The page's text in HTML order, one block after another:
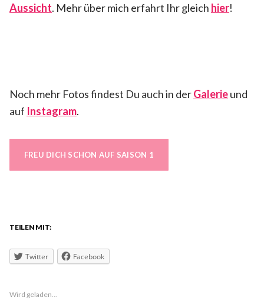
1
Aussicht. Mehr über mich erfahrt Ihr gleich hier!
Noch mehr Fotos findest Du auch in derGalerieund
auf Instagram.
FREU DICH SCHON AUF SAISON 1
TEILEN MIT:
Twitter Facebook
Wird geladen...